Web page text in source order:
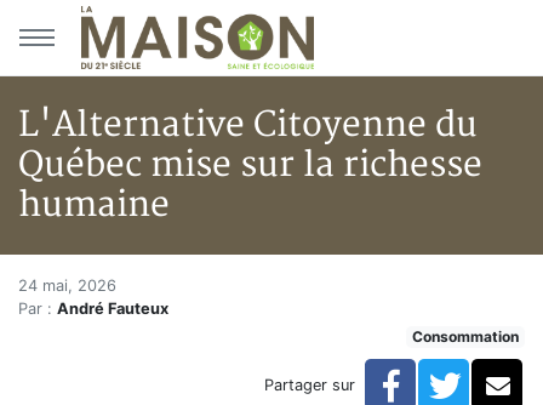
Aller au menu principal
Aller au contenu principal
L'Alternative Citoyenne du
Québec mise sur la richesse
humaine
Accueil
Articles
L'Alternative Citoyenne du Québec mise sur la
L'Alternative Citoyenne du
24 mai, 2026
Par : André Fauteux
Consommation
Partager sur Facebook